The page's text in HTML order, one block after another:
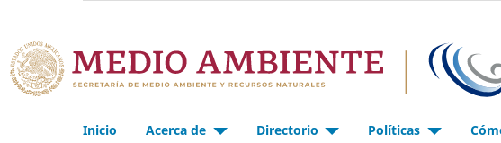
Inicio Acerca de Directorio Políticas